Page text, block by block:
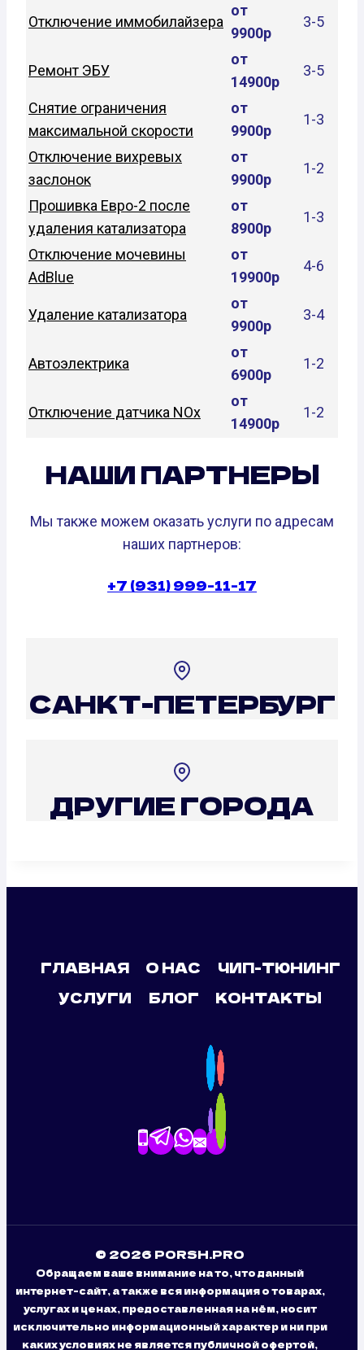
Отключение иммобилайзера
от
9900р
3-5
Ремонт ЭБУ
от
14900р
3-5
Снятие ограничения
максимальной скорости
от
9900р
1-3
Отключение вихревых
заслонок
от
9900р
1-2
Прошивка Евро-2 после
удаления катализатора
от
8900р
1-3
Отключение мочевины
AdBlue
от
19900р
4-6
Удаление катализатора
от
9900р
3-4
Автоэлектрика
от
6900р
1-2
Отключение датчика NOx
от
14900р
1-2
НАШИ ПАРТНЕРЫ
Мы также можем оказать услуги по адресам
наших партнеров:
+7 (931) 999-11-17
САНКТ-ПЕТЕРБУРГ
ДРУГИЕ ГОРОДА
ГЛАВНАЯ О НАС
ЧИП-ТЮНИНГ
УСЛУГИ
БЛОГ КОНТАКТЫ
© 2026 PORSH.PRO
Обращаем ваше внимание на то, что данный
интернет-сайт, а также вся информация о товарах,
услугах и ценах, предоставленная на нём, носит
исключительно информационный характер и ни при
каких условиях не является публичной офертой,